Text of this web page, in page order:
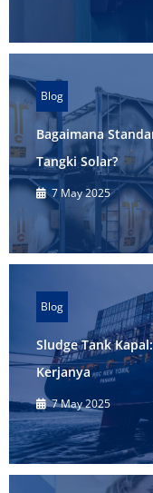
Blog
Bagaimana
Tangki Solar?
7 May 2025
Blog
Sludge Tank
Kerjanya
7 May 2025